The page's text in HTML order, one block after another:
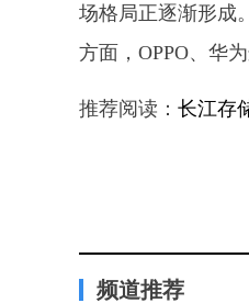
场格局正逐渐形成
方面，OPPO、华
推荐阅读： 长江存
频道推荐